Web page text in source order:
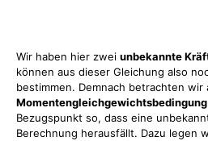
Wir haben hier zwei unbekannte
können aus dieser Gleichung also
bestimmen. Demnach betrachten wir
Momentengleichgewichtsbedingung
Bezugspunkt so, dass eine
Berechnung herausfällt. Dazu legen